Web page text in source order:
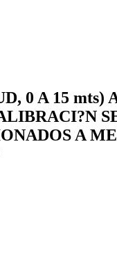
0 A 15 mts)
A